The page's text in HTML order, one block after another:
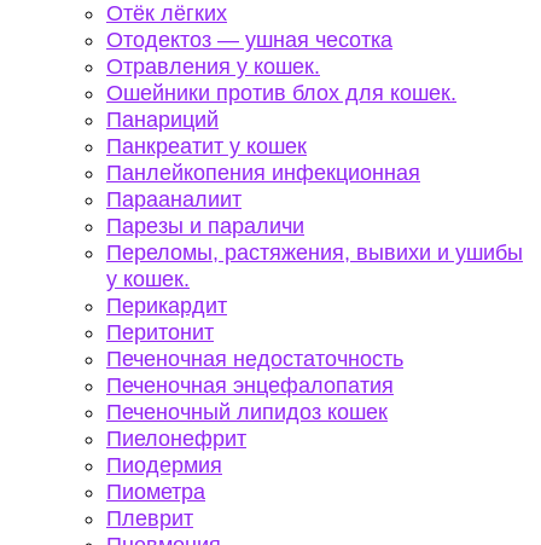
Отёк лёгких
Отодектоз — ушная чесотка
Отравления у кошек.
Ошейники против блох для кошек.
Панариций
Панкреатит у кошек
Панлейкопения инфекционная
Парааналиит
Парезы и параличи
Переломы, растяжения, вывихи и ушибы
у кошек.
Перикардит
Перитонит
Печеночная недостаточность
Печеночная энцефалопатия
Печеночный липидоз кошек
Пиелонефрит
Пиодермия
Пиометра
Плеврит